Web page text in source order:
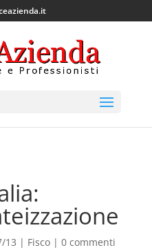
13 | Fisco| 0 commenti